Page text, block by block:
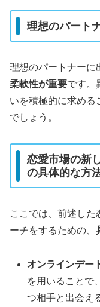
理想のパート
理想のパートナーに
柔軟性が重要です。
いを積極的に求める
でしょう。
恋愛市場の新
の具体的な方
ここでは、前述した
ーチをするための、
オンラインデー
を用いることで
つ相手と出会え